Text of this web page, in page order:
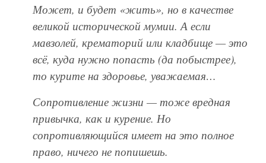
Может, и будет «жить», но в качестве
великой исторической мумии. А если
мавзолей, крематорий или кладбище — это
всё, куда нужно попасть (да побыстрее),
то курите на здоровье, уважаемая…
Сопротивление жизни — тоже вредная
привычка, как и курение. Но
сопротивляющийся имеет на это полное
право, ничего не попишешь.